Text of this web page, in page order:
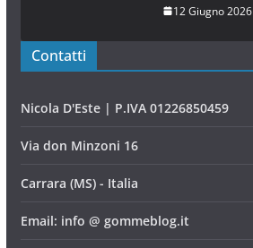
12 Giugno 2026
Contatti
Nicola D'Este | P.IVA 01226850459
Via don Minzoni 16
Carrara (MS) - Italia
Email: info @ gommeblog.it